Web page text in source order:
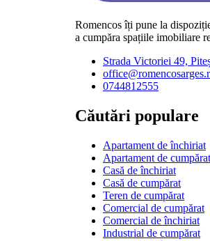
Romencos îți pune la
a cumpăra spațiile imobiliare
Strada Victoriei 49,
0744812555
Căutări populare
Apartament de închiriat
Apartament de cumpărat
Casă de închiriat
Casă de cumpărat
Teren de cumpărat
Comercial de cumpărat
Comercial de închiriat
Industrial de cumpărat